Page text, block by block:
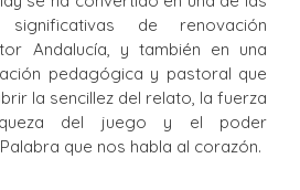
significativas de renovación
Andalucía, y también en una
pedagógica y pastoral que
la sencillez del relato, la fuerza
del juego y el poder
que nos habla al corazón.